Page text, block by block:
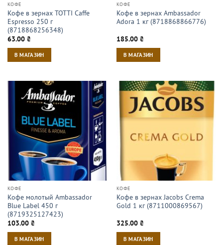
КОФЕ
Кофе в зернах TOTTI Caffe
Espresso 250 г
(8718868256348)
63.00 ₴
В МАГАЗИН
КОФЕ
Кофе в зернах Ambassador
Adora 1 кг (8718868866776)
185.00 ₴
В МАГАЗИН
КОФЕ
Кофе молотый Ambassador
Blue Label 450 г
(8719325127423)
103.00 ₴
В МАГАЗИН
КОФЕ
Кофе в зернах Jacobs Crema
Gold 1 кг (8711000869567)
325.00 ₴
В МАГАЗИН